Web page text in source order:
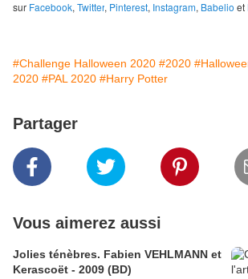
sur Facebook, Twitter, Pinterest, Instagram, Babelio et
#Challenge Halloween 2020 #2020
2020 #PAL 2020 #Harry Potter
Partager
Vous aimerez aussi
Jolies ténèbres. Fabien VEHLMANN et
Kerascoët - 2009 (BD)